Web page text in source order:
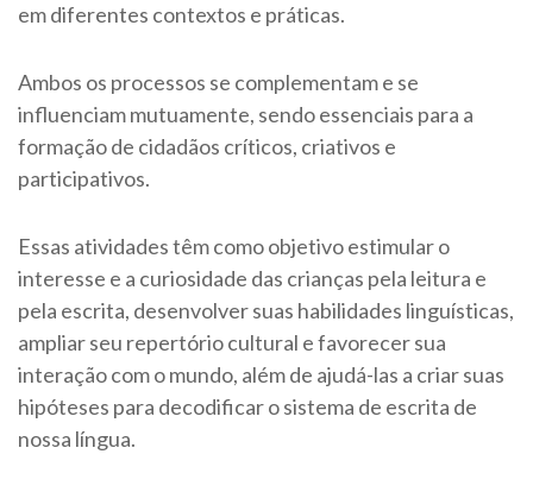
em diferentes contextos e práticas.
Ambos os processos se complementam e se
influenciam mutuamente, sendo essenciais para a
formação de cidadãos críticos, criativos e
participativos.
Essas atividades têm como objetivo estimular o
interesse e a curiosidade das crianças pela leitura e
pela escrita, desenvolver suas habilidades linguísticas,
ampliar seu repertório cultural e favorecer sua
interação com o mundo, além de ajudá-las a criar suas
hipóteses para decodificar o sistema de escrita de
nossa língua.